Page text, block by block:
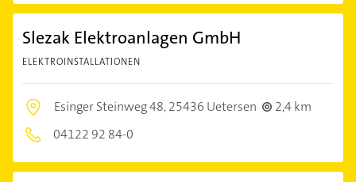
Slezak Elektroanlagen GmbH
ELEKTROINSTALLATIONEN
Esinger Steinweg 48,25436 Uetersen
2,4 km
04122 92 84-0